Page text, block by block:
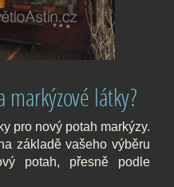
látky?
pro nový potah markýzy.
základě vašeho výběru
potah, přesně podle